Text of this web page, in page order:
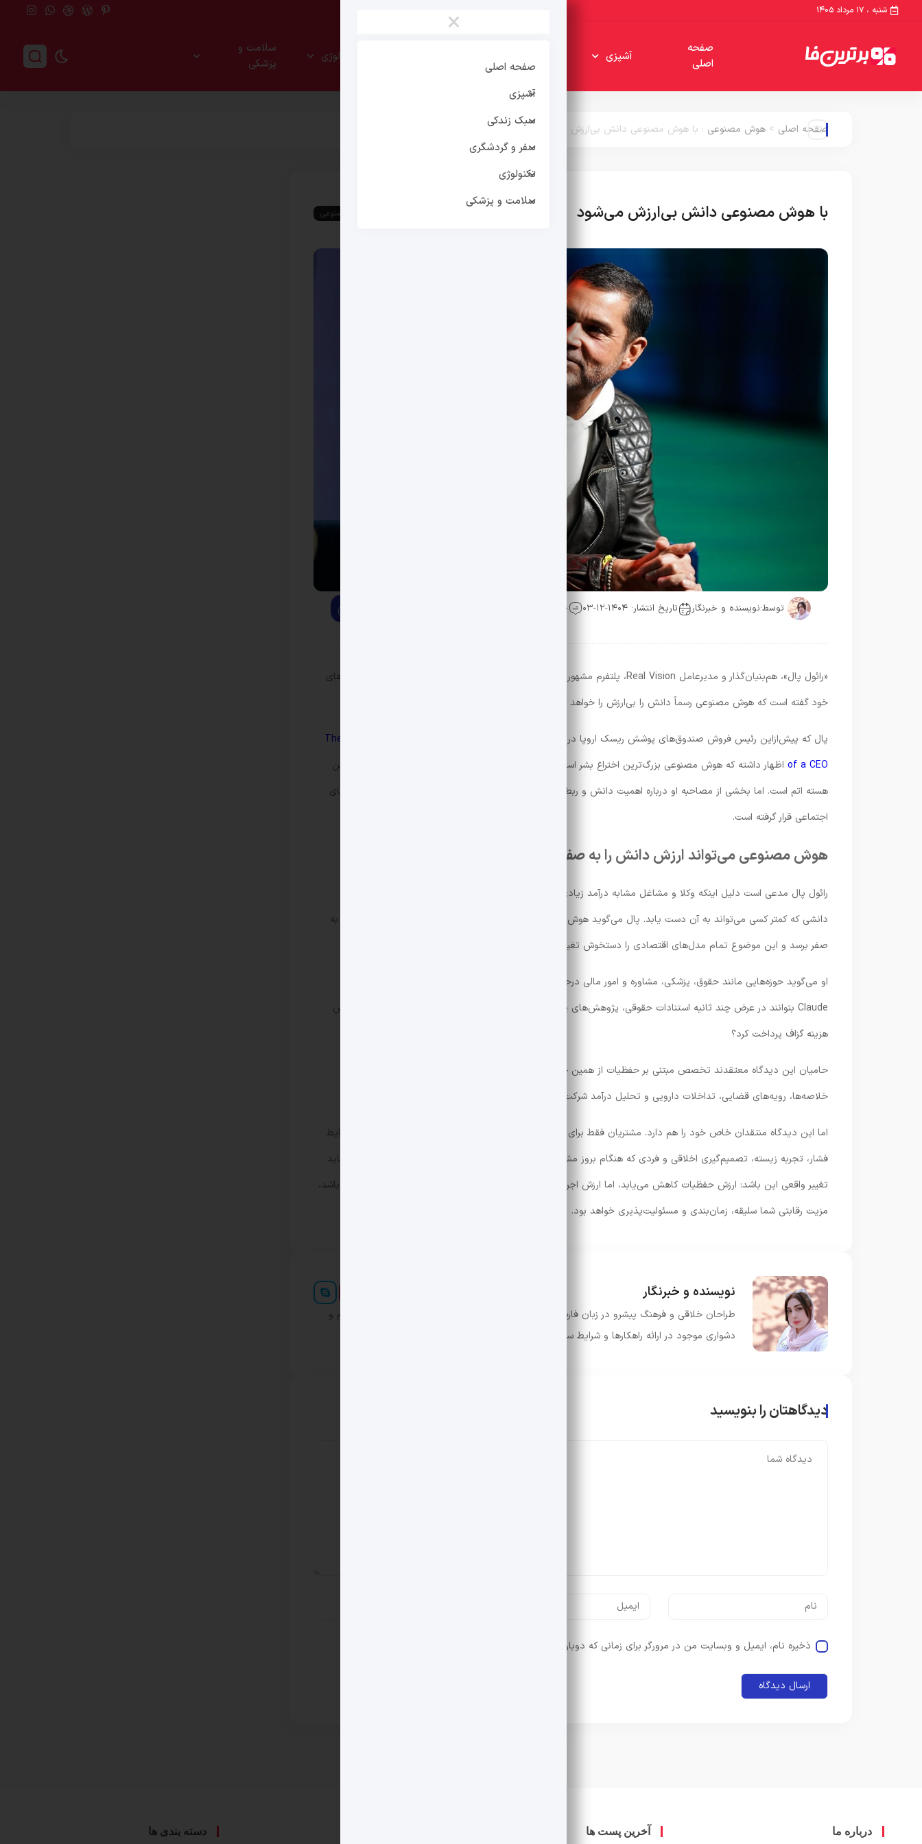
شنبه ، ۱۷ مرداد ۱۴۰۵
صفحه
اصلی
آشپزی تکنولوژی
سلامت و
پزشکی
×
صفحه اصلی
آشپزی
سبک زندکی
سفر و گردشگری
تکنولوژی
سلامت و پزشکی
صفحه اصلی > هوش مصنوعی : با هوش مصنوعی دانش بی‌ارزش می‌شود
با هوش مصنوعی دانش بی‌ارزش می‌شود هوش مصنوعی
توسط:نویسنده و خبرنگار تاریخ انتشار: ۱۴۰۴-۱۲-۰۳ 0 دیدگاه
«رائول پال»، هم‌بنیان‌گذار و مدیرعامل Real Vision، پلتفرم مشهور جهانی در زمینه دانش و آموزش مالی، در یکی از مصاحبه‌های
خود گفته است که هوش مصنوعی رسماً دانش را بی‌ارزش را خواهد کرد و این فناوری بزرگ‌ترین اختراع بشر تا به امروز است.
پال که پیش‌ازاین رئیس فروش صندوق‌های پوشش ریسک اروپا در گلدمن ساکس بوده است، در مصاحبه با
پادکست The Diary
of a CEO اظهار داشته که هوش مصنوعی بزرگ‌ترین اختراع بشر است و تنها چیزی که می‌تواند با آن رقابت کند احتمالاً شکافتن
هسته اتم است. اما بخشی از مصاحبه او درباره اهمیت دانش و ربط آن به هوش مصنوعی بیشتر مورد توجه کاربران در شبکه‌های
اجتماعی قرار گرفته است.
هوش مصنوعی می‌تواند ارزش دانش را به صفر برساند
رائول پال مدعی است دلیل اینکه وکلا و مشاغل مشابه درآمد زیادی کسب می‌کنند به دلیل کمیاب بودن دانش است؛ درواقع
دانشی که کمتر کسی می‌تواند به آن دست یابد. پال می‌گوید هوش مصنوعی هوش بی نهایت است و باعث شده ارزش دانش به
صفر برسد و این موضوع تمام مدل‌های اقتصادی را دستخوش تغییر خواهد کرد.
Claude بتوانند در عرض چند ثانیه استنادات حقوقی، پژوهش‌های پزشکی یا داده‌های بازار را استخراج کنند، چرا باید برای دانش
هزینه گزاف پرداخت کرد؟
حامیان این دیدگاه معتقدند تخصص مبتنی بر حفظیات از همین حالا درحال فروپاشی است. مدل‌های زبانی بزرگ می‌توانند
خلاصه‌ها، رویه‌های قضایی، تداخلات دارویی و تحلیل درآمد شرکت‌ها را فوراً و رایگان ارائه دهند.
اما این دیدگاه منتقدان خاص خود را هم دارد. مشتریان فقط برای دریافت اطلاعات پول نمی‌پردازند. آنها برای قضاوت در شرایط
فشار، تجربه زیسته، تصمیم‌گیری اخلاقی و فردی که هنگام بروز مشکل مسئولیت را با امضای خود می‌پذیرد هزینه می‌کنند. شاید
تغییر واقعی این باشد: ارزش حفظیات کاهش می‌یابد، اما ارزش اجرا و پاسخ‌گویی امور افزایش پیدا می‌کند. اگر اطلاعات ارزان باشد،
مزیت رقابتی شما سلیقه، زمان‌بندی و مسئولیت‌پذیری خواهد بود.
نویسنده و خبرنگار
طراحان خلاقی و فرهنگ پیشرو در زبان فارسی ایجاد کرد. در این صورت می توان امید داشت که تمام و
دشواری موجود در ارائه راهکارها و شرایط سخت تایپ به پایان رسد.
دیدگاهتان را بنویسید
ذخیره نام، ایمیل و وبسایت من در مرورگر برای زمانی که دوباره دیدگاهی می‌نویسم.
درباره ما آخرین پست ها دسته بندی ها